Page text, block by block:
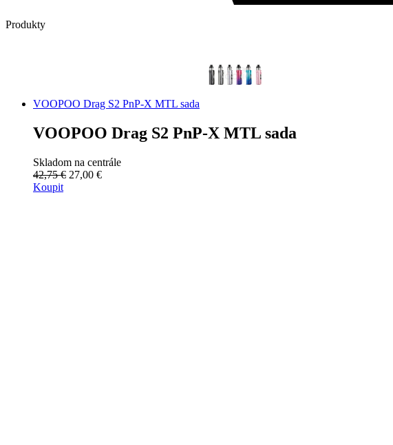
Produkty
VOOPOO Drag S2 PnP-X MTL sada
VOOPOO Drag S2 PnP-X MTL sada
Skladom na centrále
42,75 € 27,00 €
Koupit